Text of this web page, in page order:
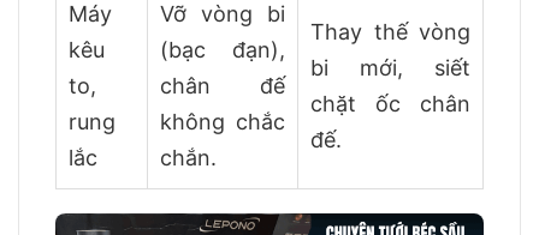
Máy
kêu
to,
rung
lắc
Vỡ vòng bi
(bạc đạn),
chân đế
không chắc
chắn.
Thay thế vòng
bi mới, siết
chặt ốc chân
đế.